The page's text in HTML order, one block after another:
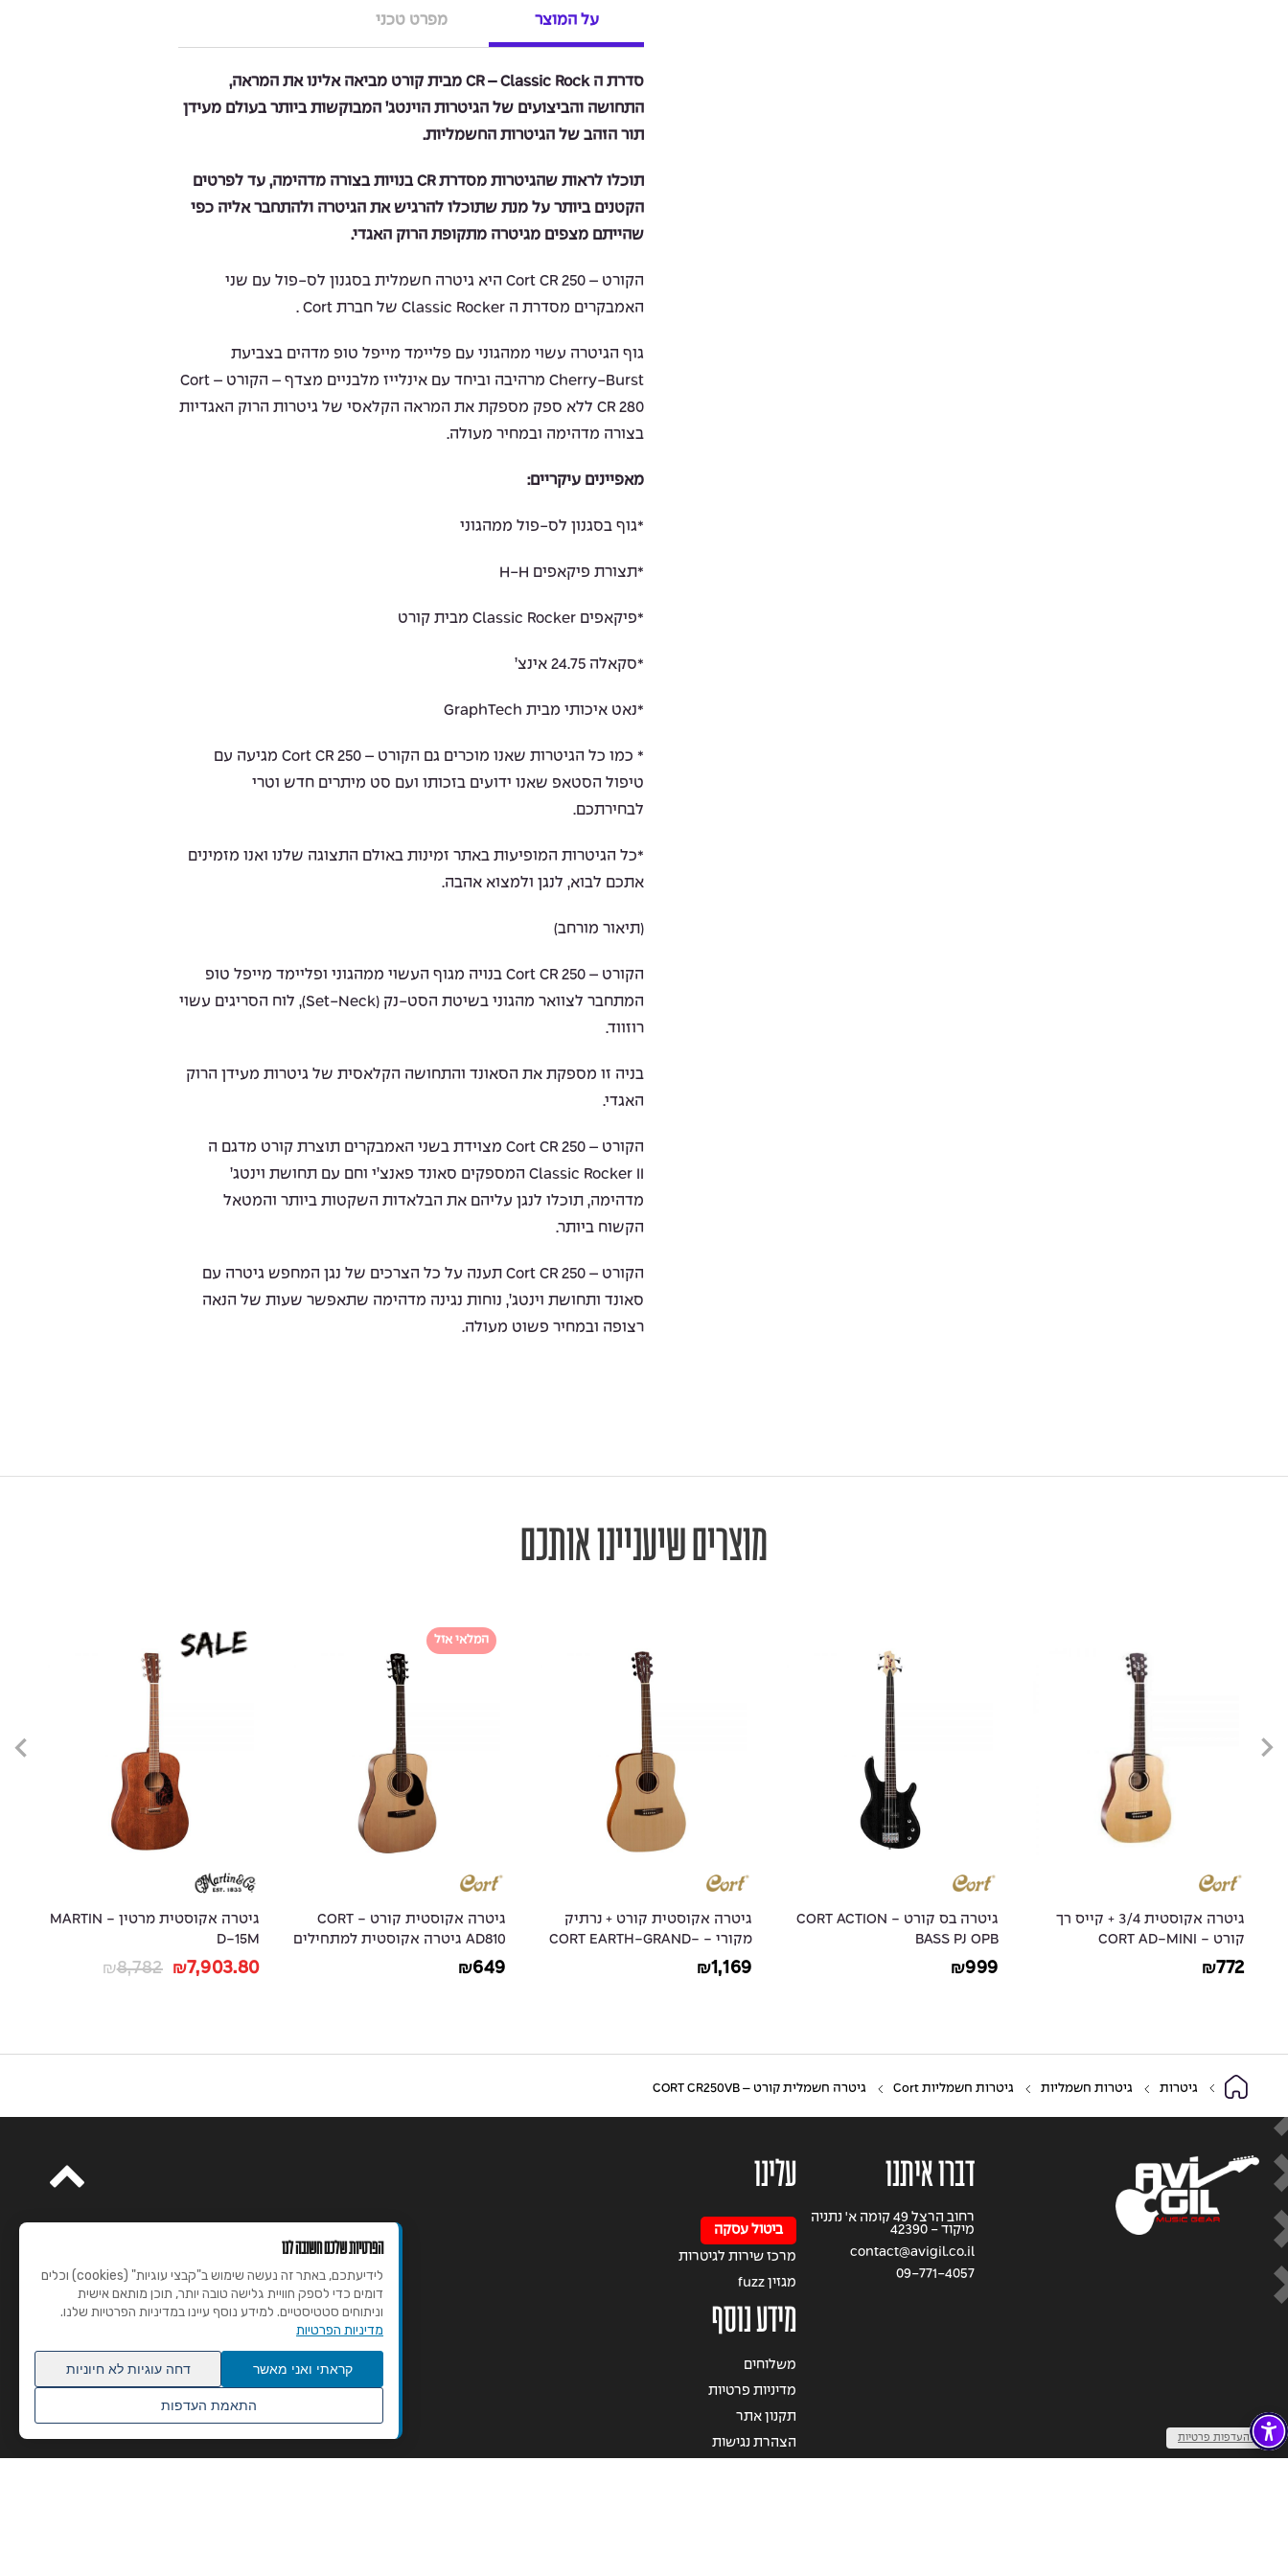
על המוצר מפרט טכני
סדרת ה CR – Classic Rock מבית קורט מביאה אלינו את המראה,
התחושה והביצועים של הגיטרות הוינטג’ המבוקשות ביותר בעולם מעידן
תור הזהב של הגיטרות החשמליות.
תוכלו לראות שהגיטרות מסדרת CR בנויות בצורה מדהימה, עד לפרטים
הקטנים ביותר על מנת שתוכלו להרגיש את הגיטרה ולהתחבר אליה כפי
שהייתם מצפים מגיטרה מתקופת הרוק האגדי.
הקורט – Cort CR 250 היא גיטרה חשמלית בסגנון לס-פול עם שני
האמבקרים מסדרת ה Classic Rocker של חברת Cort .
גוף הגיטרה עשוי ממהגוני עם פליימד מייפל טופ מדהים בצביעת
Cherry-Burst מרהיבה וביחד עם אינלייז מלבניים מצדף – הקורט – Cort
CR 280 ללא ספק מספקת את המראה הקלאסי של גיטרות הרוק האגדיות
בצורה מדהימה ובמחיר מעולה.
מאפיינים עיקריים:
*גוף בסגנון לס-פול ממהגוני
*תצורת פיקאפים H-H
*פיקאפים Classic Rocker מבית קורט
*סקאלה 24.75 אינצ’
*נאט איכותי מבית GraphTech
* כמו כל הגיטרות שאנו מוכרים גם הקורט – Cort CR 250 מגיעה עם
טיפול הסטאפ שאנו ידועים בזכותו ועם סט מיתרים חדש וטרי
לבחירתכם.
*כל הגיטרות המופיעות באתר זמינות באולם התצוגה שלנו ואנו מזמינים
אתכם לבוא, לנגן ולמצוא אהבה.
(תיאור מורחב)
הקורט – Cort CR 250 בנויה מגוף העשוי ממהגוני ופליימד מייפל טופ
המתחבר לצוואר מהגוני בשיטת הסט-נק (Set-Neck), לוח הסריגים עשוי
רוזווד.
בניה זו מספקת את הסאונד והתחושה הקלאסית של גיטרות מעידן הרוק
האגדי.
הקורט – Cort CR 250 מצוידת בשני האמבקרים תוצרת קורט מדגם ה
Classic Rocker II המספקים סאונד פאנצ’י וחם עם תחושת וינטג’
מדהימה, תוכלו לנגן עליהם את הבלאדות השקטות ביותר והמטאל
הקשוח ביותר.
הקורט – Cort CR 250 תענה על כל הצרכים של נגן המחפש גיטרה עם
סאונד ותחושת וינטג’, נוחות נגינה מדהימה שתאפשר שעות של הנאה
רצופה ובמחיר פשוט מעולה.
מוצרים שיעניינו אותכם
גיטרה אקוסטית 3/4 + קייס רך
קורט - CORT AD-MINI
₪772
גיטרה בס קורט - CORT ACTION
BASS PJ OPB
₪999
גיטרה אקוסטית קורט + נרתיק
מקורי - CORT EARTH-GRAND-
OP
₪1,169
המלאי אזל
גיטרה אקוסטית קורט - CORT
AD810 גיטרה אקוסטית למתחילים
₪649
גיטרה אקוסטית מרטין - MARTIN
D-15M
₪8,782 ₪7,903.80
גיטרות גיטרות חשמליות גיטרות חשמליות Cort גיטרה חשמלית קורט – CORT CR250VB
דברו איתנו
רחוב הרצל 49 קומה א' נתניה
מיקוד - 42390
contact@avigil.co.il
09-771-4057
עלינו
ביטול עסקה
מרכז שירות לגיטרות
מגזין fuzz
מידע נוסף
משלוחים
מדיניות פרטיות
תקנון אתר
הצהרת נגישות
הפרטיות שלכם חשובה לנו
לידיעתכם, באתר זה נעשה שימוש ב"קבצי עוגיות" (cookies) וכלים
דומים כדי לספק חוויית גלישה טובה יותר, תוכן מותאם אישית
וניתוחים סטטיסטיים. למידע נוסף עיינו במדיניות הפרטיות שלנו.
מדיניות הפרטיות
קראתי ואני מאשר דחה עוגיות לא חיוניות
התאמת העדפות
שנו העדפות פרטיות